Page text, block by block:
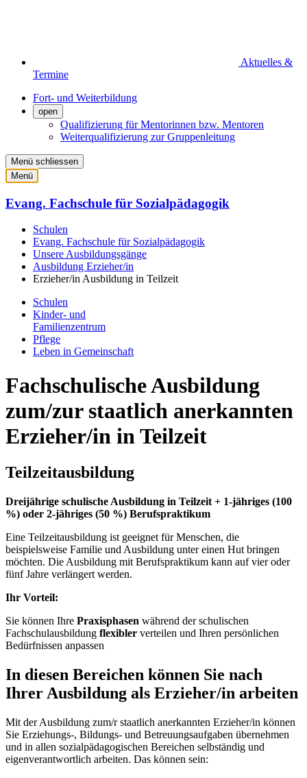
Aktuelles &
Termine
Fort- und Weiterbildung
open
Qualifizierung für Mentorinnen bzw. Mentoren
Weiterqualifizierung zur Gruppenleitung
Menü schliessen
Menü
Evang. Fachschule für Sozialpädagogik
Schulen
Evang. Fachschule für Sozialpädagogik
Unsere Ausbildungsgänge
Ausbildung Erzieher/in
Erzieher/in Ausbildung in Teilzeit
Schulen
Kinder- und
Familienzentrum
Pflege
Leben in Gemeinschaft
Fachschulische Ausbildung
zum/zur staatlich anerkannten
Erzieher/in in Teilzeit
Teilzeitausbildung
Dreijährige schulische Ausbildung in Teilzeit + 1-jähriges (100
%) oder 2-jähriges (50 %) Berufspraktikum
Eine Teilzeitausbildung ist geeignet für Menschen, die
beispielsweise Familie und Ausbildung unter einen Hut bringen
möchten. Die Ausbildung mit Berufspraktikum kann auf vier oder
fünf Jahre verlängert werden.
Ihr Vorteil:
Sie können Ihre Praxisphasen während der schulischen
Fachschulausbildung flexibler verteilen und Ihren persönlichen
Bedürfnissen anpassen
In diesen Bereichen können Sie nach
Ihrer Ausbildung als Erzieher/in arbeiten
Mit der Ausbildung zum/r staatlich anerkannten Erzieher/in können
Sie Erziehungs-, Bildungs- und Betreuungsaufgaben übernehmen
und in allen sozialpädagogischen Bereichen selbständig und
eigenverantwortlich arbeiten. Das können sein: